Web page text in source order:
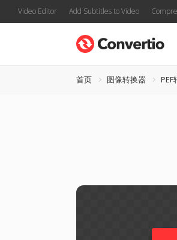
Video Editor Add Subtitles to Video
首页 图像转换器 PEF